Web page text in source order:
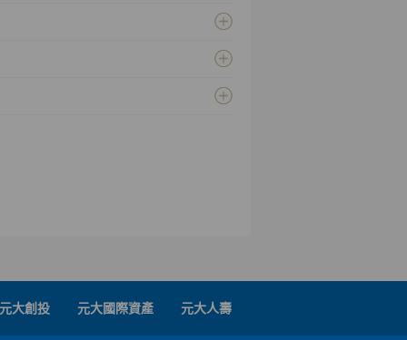
元大創投 元大國際資產 元大人壽